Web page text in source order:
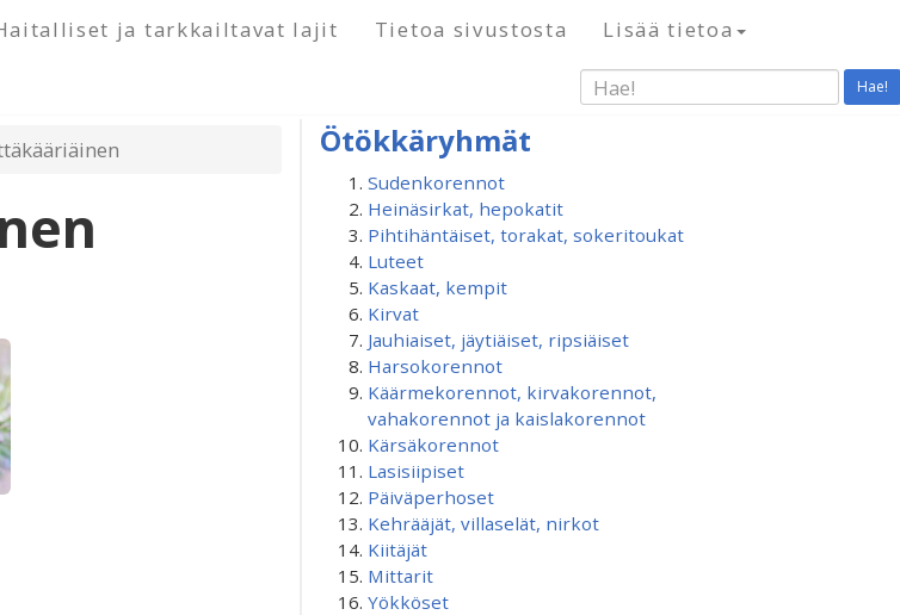
ja tarkkailtavat lajit Tietoa sivustosta Lisää tietoa
Hae!
Ötökkäryhmät
Sudenkorennot
Heinäsirkat, hepokatit
Pihtihäntäiset, torakat, sokeritoukat
Luteet
Kaskaat, kempit
Kirvat
Jauhiaiset, jäytiäiset, ripsiäiset
Harsokorennot
Käärmekorennot, kirvakorennot,
vahakorennot ja kaislakorennot
Kärsäkorennot
Lasisiipiset
Päiväperhoset
Kehrääjät, villaselät, nirkot
Kiitäjät
Mittarit
Yökköset